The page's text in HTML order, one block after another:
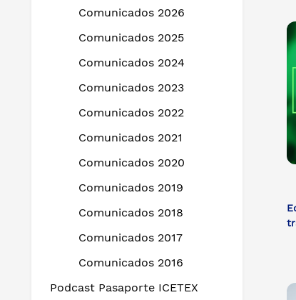
Comunicados 2026
Comunicados 2025
Comunicados 2024
Comunicados 2023
Comunicados 2022
Comunicados 2021
Comunicados 2020
Comunicados 2019
Comunicados 2018
Comunicados 2017
Comunicados 2016
Podcast Pasaporte ICETEX